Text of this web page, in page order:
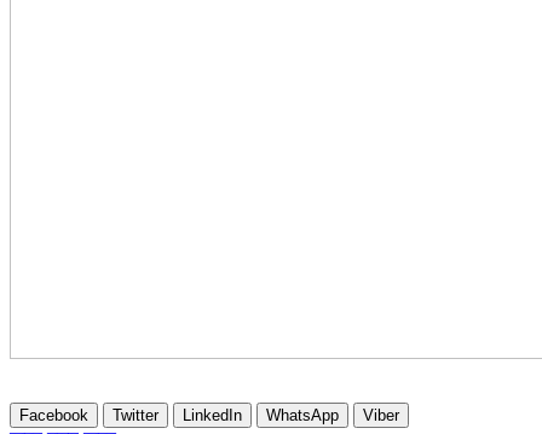
Facebook Twitter LinkedIn WhatsApp Viber